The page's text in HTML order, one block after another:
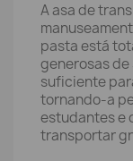
A asa de
pasta está
generosas de
suficiente
tornando-a
estudantes e
transportar